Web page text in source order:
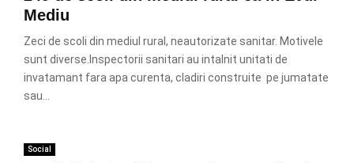
Mediu
Zeci de scoli din mediul rural, neautorizate sanitar. Motivele
sunt diverse.Inspectorii sanitari au intalnit unitati de
invatamant fara apa curenta, cladiri construite pe jumatate
sau...
Social